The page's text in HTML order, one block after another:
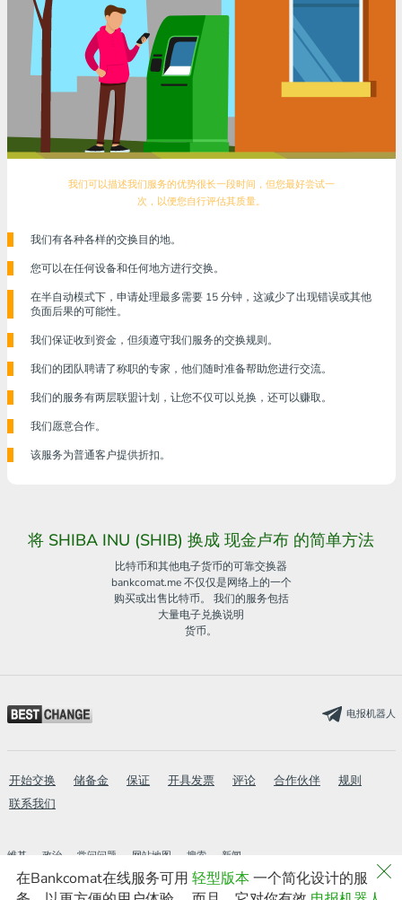
我们可以描述我们服务的优势很长一段时间，但您最好尝试一
次，以便您自行评估其质量。
我们有各种各样的交换目的地。
您可以在任何设备和任何地方进行交换。
在半自动模式下，申请处理最多需要 15 分钟，这减少了出现错误或其他
负面后果的可能性。
我们保证收到资金，但须遵守我们服务的交换规则。
我们的团队聘请了称职的专家，他们随时准备帮助您进行交流。
我们的服务有两层联盟计划，让您不仅可以兑换，还可以赚取。
我们愿意合作。
该服务为普通客户提供折扣。
将 SHIBA INU (SHIB) 换成 现金卢布 的简单方法
比特币和其他电子货币的可靠交换器
bankcomat.me 不仅仅是网络上的一个
购买或出售比特币。 我们的服务包括
大量电子兑换说明
货币。
在Bankcomat在线服务可用 轻型版本一个简化设计的服
电报机器人
开始交换 储备金 保证 开具发票 评论 合作伙伴
规则
联系我们
维基 政治 常问问题 网站地图 搜索
新闻
AML
轻型版本new